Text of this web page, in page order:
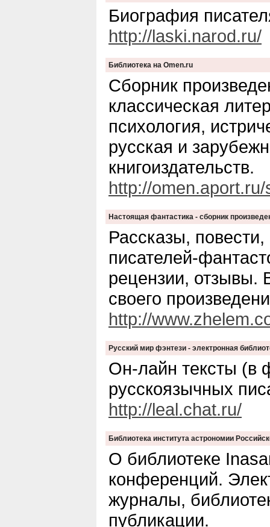
Биография
http://laski.narod.ru/
Библиотека на Omen.ru
Сборник
классическая
психология,
русская и
книгоиздательств.
http://
Настоящая фантастика - сборник
Рассказы,
писателей-
рецензии, отзывы.
своего
http://
Русский мир фэнтези - электронная
Он-лайн тексты (в
русскоязычных
http://leal.chat.ru/
Библиотека института астрономии
О библиотеке
конференций.
журналы,
публикации.